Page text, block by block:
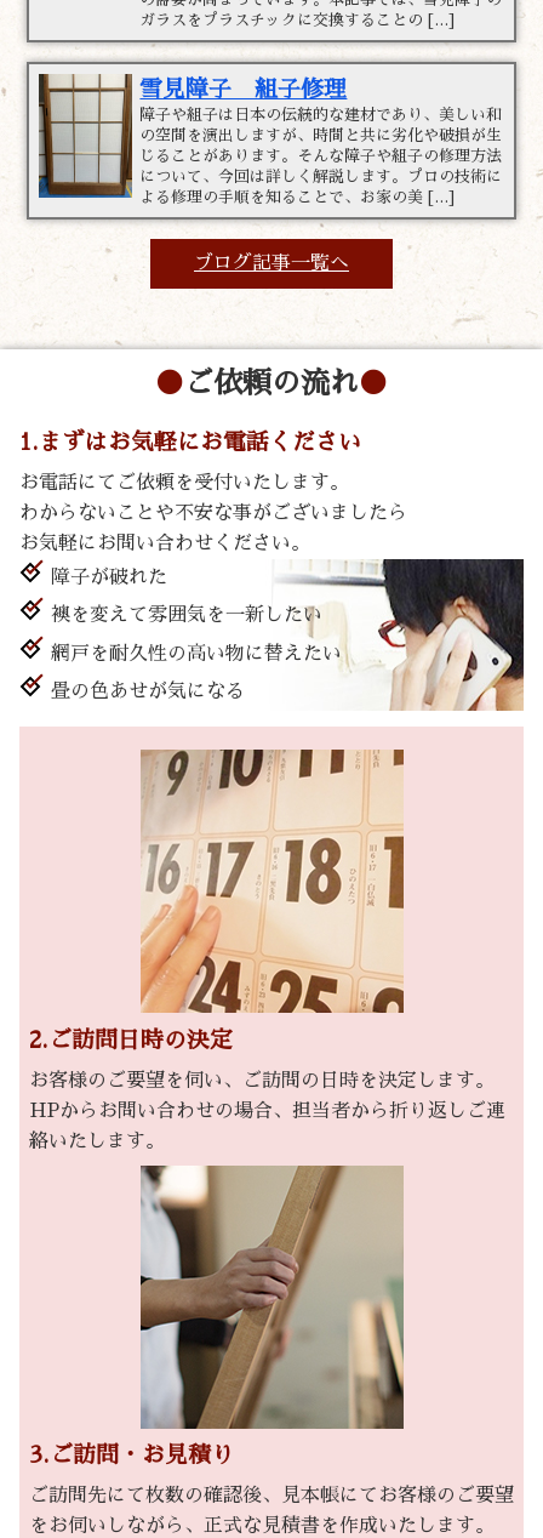
ガラスをプラスチックに交換することの […]
雪見障子 組子修理
障子や組子は日本の伝統的な建材であり、美しい和
の空間を演出しますが、時間と共に劣化や破損が生
じることがあります。そんな障子や組子の修理方法
について、今回は詳しく解説します。プロの技術に
よる修理の手順を知ることで、お家の美 […]
ブログ記事一覧へ
ご依頼の流れ
1.まずはお気軽にお電話ください
お電話にてご依頼を受付いたします。
わからないことや不安な事がございましたら
お気軽にお問い合わせください。
障子が破れた
襖を変えて雰囲気を一新したい
網戸を耐久性の高い物に替えたい
畳の色あせが気になる
2.ご訪問日時の決定
お客様のご要望を伺い、ご訪問の日時を決定します。
HPからお問い合わせの場合、担当者から折り返しご連
絡いたします。
3.ご訪問・お見積り
ご訪問先にて枚数の確認後、見本帳にてお客様のご要望
をお伺いしながら、正式な見積書を作成いたします。